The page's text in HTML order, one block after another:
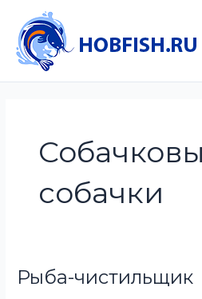
содержимому
собачки
Рыба-чистильщик